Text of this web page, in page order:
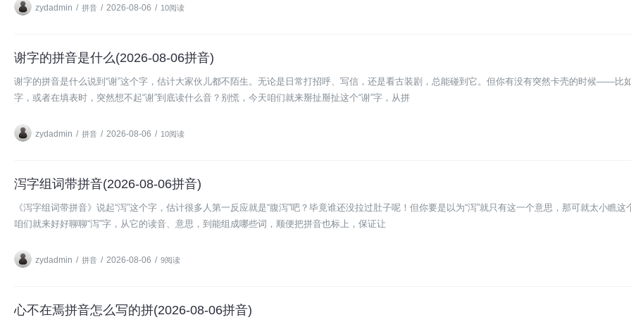
zydadmin / 拼音 / 2026-08-06 / 10阅读
谢字的拼音是什么(2026-08-06拼音)
谢字的拼音是什么说到“谢”这个字，估计大家伙儿都不陌生。无论是日常打招呼、写信，还是看古装剧，总能碰到它。但你有没有突然卡壳的时候——比
字，或者在填表时，突然想不起“谢”到底读什么音？别慌，今天咱们就来掰扯掰扯这个“谢”字，从拼
zydadmin / 拼音 / 2026-08-06 / 10阅读
泻字组词带拼音(2026-08-06拼音)
《泻字组词带拼音》说起“泻”这个字，估计很多人第一反应就是“腹泻”吧？毕竟谁还没拉过肚子呢！但你要是以为“泻”就只有这一个意思，那可就太小瞧这
咱们就来好好聊聊“泻”字，从它的读音、意思，到能组成哪些词，顺便把拼音也标上，保证让
zydadmin / 拼音 / 2026-08-06 / 9阅读
心不在焉拼音怎么写的拼(2026-08-06拼音)